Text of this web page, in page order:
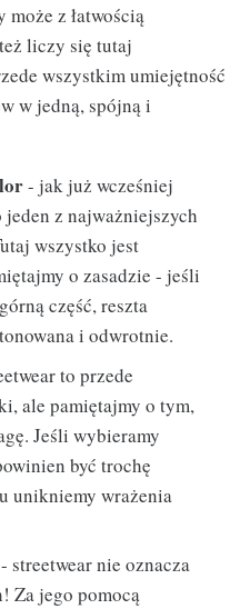
z łatwością
liczy się tutaj
wszystkim umiejętność
w jedną, spójną i
- jak już wcześniej
z najważniejszych
wszystko jest
o zasadzie - jeśli
część, reszta
i odwrotnie.
to przede
ale pamiętajmy o tym,
Jeśli wybieramy
być trochę
unikniemy wrażenia
- streetwear nie oznacza
Za jego pomocą